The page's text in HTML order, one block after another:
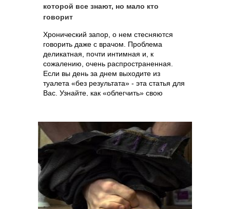
которой все знают, но мало кто
говорит
Хронический запор, о нем стесняются
говорить даже с врачом. Проблема
деликатная, почти интимная и, к
сожалению, очень распространенная.
Если вы день за днем выходите из
туалета «без результата» - эта статья для
Вас. Узнайте, как «облегчить» свою